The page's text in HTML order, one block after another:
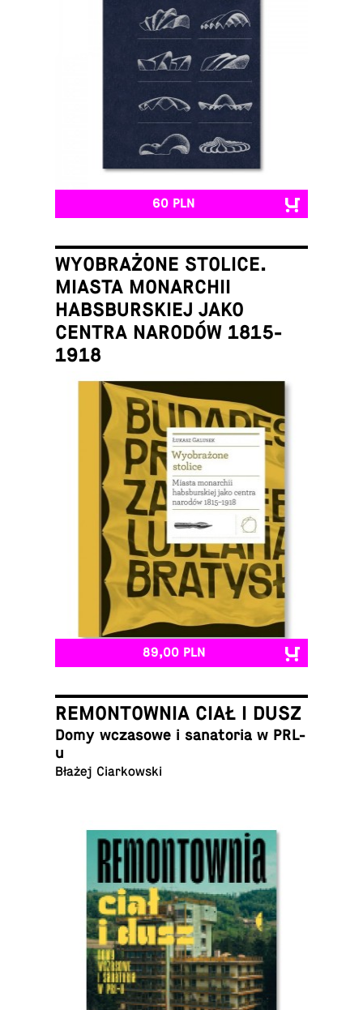
60 PLN
WYOBRAŻONE STOLICE.
MIASTA MONARCHII
HABSBURSKIEJ JAKO
CENTRA NARODÓW 1815-
1918
Łukasz Galusek
89,00 PLN
REMONTOWNIA CIAŁ I DUSZ
Domy wcza­so­we i sa­na­to­ria w PRL-
u
Błażej Ciarkowski